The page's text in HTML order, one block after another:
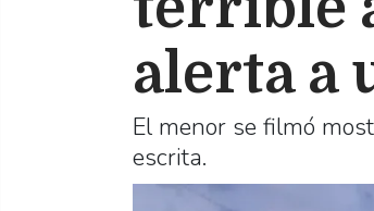
alerta a
El menor se filmó
escrita.